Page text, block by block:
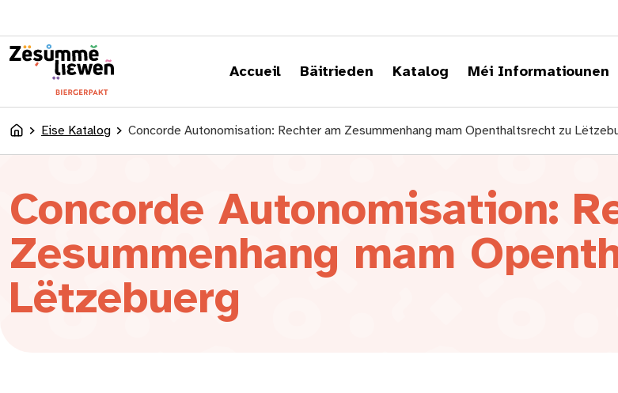
Accueil Bäitrieden Katalog Méi Informatiounen
AccueilEise Katalog Concorde Autonomisation: Rechter am Zesummenhang mam Openthaltsrecht zu
Concorde Autonomisation:
Zesummenhang mam
Lëtzebuerg